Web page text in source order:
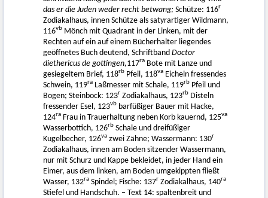
das er die Juden weder recht betwang; Schütze: 116r
Zodiakalhaus, innen Schütze als satyrartiger Wildmann,
116vb Mönch mit Quadrant in der Linken, mit der
Rechten auf ein auf einem Bücherhalter liegendes
geöffnetes Buch deutend, Schriftband Doctor
diethericus de gottingen,117ra Bote mit Lanze und
gesiegeltem Brief, 118rb Pfeil, 118va Eicheln fressendes
Schwein, 119ra Laßmesser mit Schale, 119rb Pfeil und
Bogen; Steinbock: 123r Zodiakalhaus, 123rb Disteln
fressender Esel, 123vb barfüßiger Bauer mit Hacke,
124ra Frau in Trauerhaltung neben Korb kauernd, 125va
Wasserbottich, 126rb Schale und dreifüßiger
Kugelbecher, 126va zwei Zähne; Wassermann: 130r
Zodiakalhaus, innen am Boden sitzender Wassermann,
nur mit Schurz und Kappe bekleidet, in jeder Hand ein
Eimer, aus dem linken, am Boden umgekippten fließt
Wasser, 132ra Spindel; Fische: 137r Zodiakalhaus, 140ra
Stiefel und Handschuh. – Text 14: spaltenbreit und